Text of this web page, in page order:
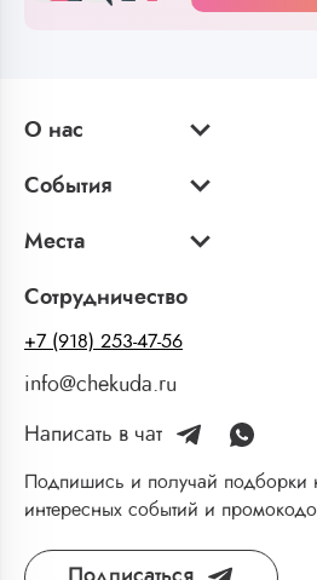
О нас
События
Места
Сотрудничество
+7 (918) 253-47-56
info@chekuda.ru
Написать в чат
Подпишись и получай подборки
интересных событий и